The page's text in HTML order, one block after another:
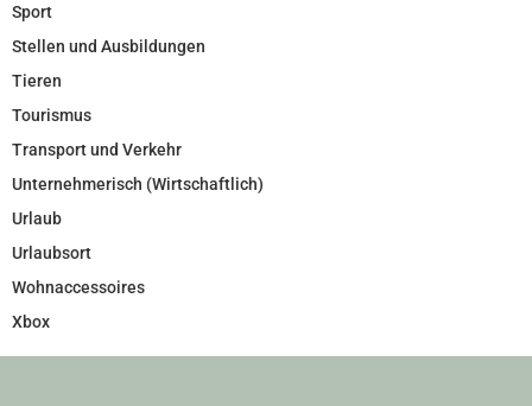
Sport
Stellen und Ausbildungen
Tieren
Tourismus
Transport und Verkehr
Unternehmerisch (Wirtschaftlich)
Urlaub
Urlaubsort
Wohnaccessoires
Xbox